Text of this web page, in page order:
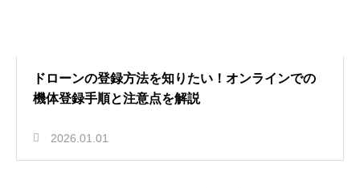
ドローンの登録方法を知りたい！オンラインでの
機体登録手順と注意点を解説
2026.01.01